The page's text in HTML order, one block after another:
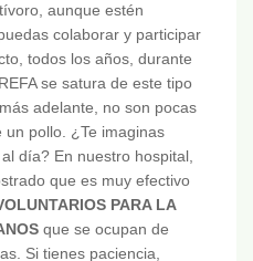
aunque estén
colaborar y participar
todos los años, durante
se satura de este tipo
adelante, no son pocas
un pollo. ¿Te imaginas
día? En nuestro hospital,
que es muy efectivo
PARA LA
que se ocupan de
Si tienes paciencia,